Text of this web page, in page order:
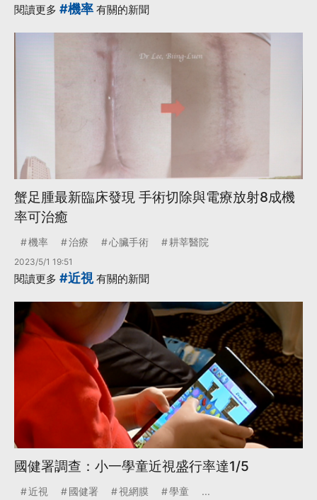
閱讀更多 #機率 有關的新聞
蟹足腫最新臨床發現 手術切除與電療放射8成機
率可治癒
機率 治療 心臟手術 耕莘醫院
2023/5/1 19:51
閱讀更多 #近視有關的新聞
國健署調查：小一學童近視盛行率達1/5
近視 國健署 視網膜 學童 ...